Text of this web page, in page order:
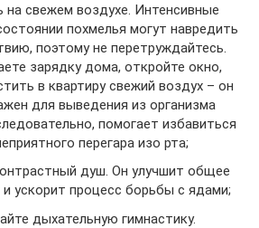
на свежем воздухе. Интенсивные
похмелья могут навредить
поэтому не перетруждайтесь.
зарядку дома, откройте окно,
в квартиру свежий воздух – он
для выведения из организма
помогает избавиться
перегара изо рта;
душ. Он улучшит общее
ускорит процесс борьбы с ядами;
дыхательную гимнастику.